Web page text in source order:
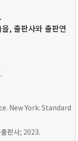
, 출판사와 출판연
New York: Standard
판사; 2023.